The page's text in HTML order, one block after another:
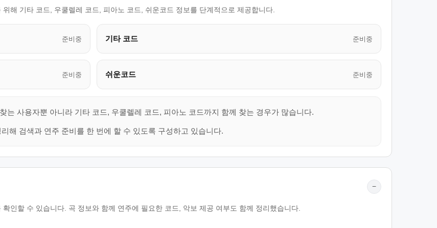
해 기타 코드, 우쿨렐레 코드, 피아노 코드, 쉬운코드 정보를 단계적으로 제공합니다.
준비중 기타 코드 준비중
준비중 쉬운코드 준비중
는 사용자뿐 아니라 기타 코드, 우쿨렐레 코드, 피아노 코드까지 함께 찾는 경우가 많습니다.
해 검색과 연주 준비를 한 번에 할 수 있도록 구성하고 있습니다.
−
인할 수 있습니다. 곡 정보와 함께 연주에 필요한 코드, 악보 제공 여부도 함께 정리했습니다.